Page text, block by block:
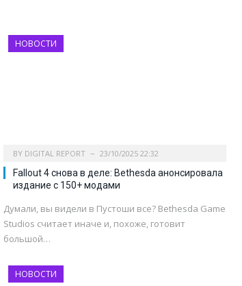
НОВОСТИ
BY DIGITAL REPORT 23/10/2025 22:32
Fallout 4 снова в деле: Bethesda анонсировала
издание с 150+ модами
Думали, вы видели в Пустоши все? Bethesda Game
Studios считает иначе и, похоже, готовит
большой…
НОВОСТИ